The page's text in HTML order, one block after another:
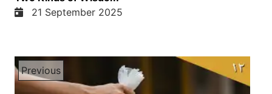
21 September 2025
Previous